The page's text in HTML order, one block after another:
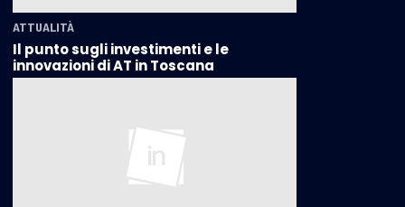
ATTUALITÀ
Il punto sugli investimenti e le
innovazioni di AT in Toscana